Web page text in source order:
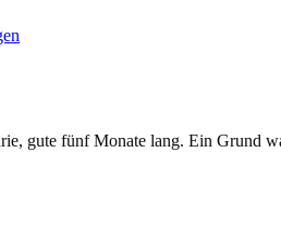
gute fünf Monate lang. Ein Grund